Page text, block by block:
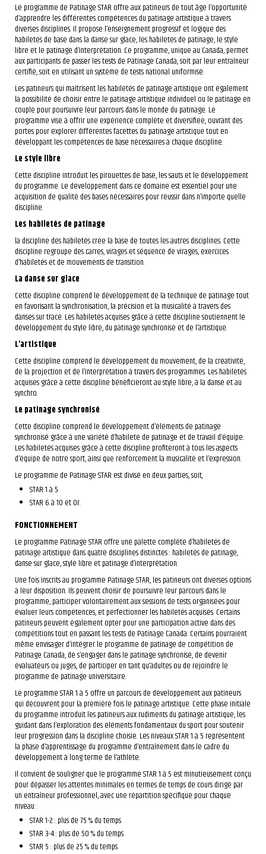
Le programme de Patinage STAR offre aux patineurs de tout âge l’opportunité
d’apprendre les différentes compétences du patinage artistique à travers
diverses disciplines. Il propose l’enseignement progressif et logique des
habiletés de base dans la danse sur glace, les habiletés de patinage, le style
libre et le patinage d’interprétation. Ce programme, unique au Canada, permet
aux participants de passer les tests de Patinage Canada, soit par leur entraîneur
certifié, soit en utilisant un système de tests national uniformisé.
Les patineurs qui maîtrisent les habiletés de patinage artistique ont également
la possibilité de choisir entre le patinage artistique individuel ou le patinage en
couple pour poursuivre leur parcours dans le monde du patinage. Le
programme vise à offrir une expérience complète et diversifiée, ouvrant des
portes pour explorer différentes facettes du patinage artistique tout en
développant les compétences de base nécessaires à chaque discipline.
Le style libre
Cette discipline introduit les pirouettes de base, les sauts et le développement
du programme. Le développement dans ce domaine est essentiel pour une
acquisition de qualité des bases nécessaires pour réussir dans n’importe quelle
discipline.
Les habiletés de patinage
la discipline des habiletés crée la base de toutes les autres disciplines. Cette
discipline regroupe des carres, virages et séquence de virages, exercices
d’habiletés et de mouvements de transition.
La danse sur glace
Cette discipline comprend le développement de la technique de patinage tout
en favorisant la synchronisation, la précision et la musicalité à travers des
danses sur tracé. Les habiletés acquises grâce à cette discipline soutiennent le
développement du style libre, du patinage synchronisé et de l’artistique.
L’artistique
Cette discipline comprend le développement du mouvement, de la créativité,
de la projection et de l’interprétation à travers des programmes. Les habiletés
acquises grâce à cette discipline bénéficieront au style libre, à la danse et au
synchro.
Le patinage synchronisé
Cette discipline comprend le développement d’éléments de patinage
synchronisé grâce à une variété d’habileté de patinage et de travail d’équipe.
Les habiletés acquises grâce à cette discipline profiteront à tous les aspects
d’équipe de notre sport, ainsi que renforcement la musicalité et l’expression.
Le programme de Patinage STAR est divisé en deux parties, soit;
STAR 1 à 5
STAR 6 à 10 et Or.
FONCTIONNEMENT
Le programme Patinage STAR offre une palette complète d’habiletés de
patinage artistique dans quatre disciplines distinctes : habiletés de patinage,
danse sur glace, style libre et patinage d’interprétation.
Une fois inscrits au programme Patinage STAR, les patineurs ont diverses options
à leur disposition. Ils peuvent choisir de poursuivre leur parcours dans le
programme, participer volontairement aux sessions de tests organisées pour
évaluer leurs compétences, et perfectionner les habiletés acquises. Certains
patineurs peuvent également opter pour une participation active dans des
compétitions tout en passant les tests de Patinage Canada. Certains pourraient
même envisager d’intégrer le programme de patinage de compétition de
Patinage Canada, de s’engager dans le patinage synchronisé, de devenir
évaluateurs ou juges, de participer en tant qu’adultes ou de rejoindre le
programme de patinage universitaire.
Le programme STAR 1 à 5 offre un parcours de développement aux patineurs
qui découvrent pour la première fois le patinage artistique. Cette phase initiale
du programme introduit les patineurs aux rudiments du patinage artistique, les
guidant dans l’exploration des éléments fondamentaux du sport pour soutenir
leur progression dans la discipline choisie. Les niveaux STAR 1 à 5 représentent
la phase d’apprentissage du programme d’entraînement dans le cadre du
développement à long terme de l’athlète.
Il convient de souligner que le programme STAR 1 à 5 est minutieusement conçu
pour dépasser les attentes minimales en termes de temps de cours dirigé par
un entraîneur professionnel, avec une répartition spécifique pour chaque
niveau :
STAR 1-2 : plus de 75 % du temps
STAR 3-4 : plus de 50 % du temps
STAR 5 : plus de 25 % du temps